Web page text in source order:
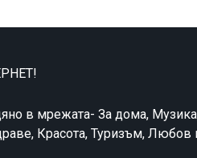
в мрежата- За дома,
Красота, Туризъм, Любов